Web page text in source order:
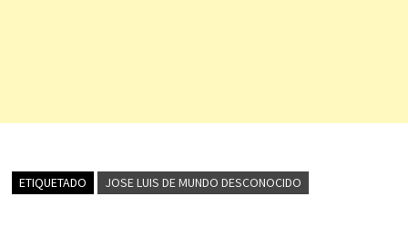
ETIQUETADO JOSE LUIS DE MUNDO DESCONOCIDO